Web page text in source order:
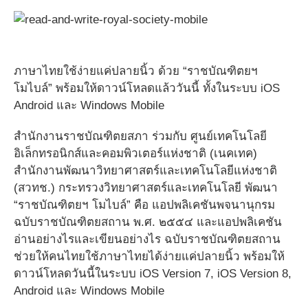
ภาษาไทยใช้ง่ายแค่ปลายนิ้ว ด้วย “ราชบัณฑิตยฯ
โมไบล์” พร้อมให้ดาวน์โหลดแล้ววันนี้ ทั้งในระบบ iOS
Android และ Windows Mobile
สำนักงานราชบัณฑิตยสภา ร่วมกับ ศูนย์เทคโนโลยี
อิเล็กทรอนิกส์และคอมพิวเตอร์แห่งชาติ (เนคเทค)
สำนักงานพัฒนาวิทยาศาสตร์และเทคโนโลยีแห่งชาติ
(สวทช.) กระทรวงวิทยาศาสตร์และเทคโนโลยี พัฒนา
“ราชบัณฑิตยฯ โมไบล์” คือ แอปพลิเคชันพจนานุกรม
ฉบับราชบัณฑิตยสถาน พ.ศ. ๒๕๕๔ และแอปพลิเคชัน
อ่านอย่างไรและเขียนอย่างไร ฉบับราชบัณฑิตยสถาน
ช่วยให้คนไทยใช้ภาษาไทยได้ง่ายแค่ปลายนิ้ว พร้อมให้
ดาวน์โหลดวันนี้ในระบบ iOS Version 7, iOS Version 8,
Android และ Windows Mobile